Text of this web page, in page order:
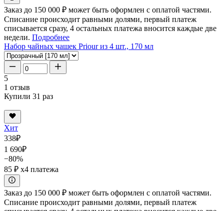
Заказ до 150 000 ₽ может быть оформлен с оплатой частями.
Списание происходит равными долями, первый платеж
списывается сразу, 4 остальных платежа вносится каждые две
недели. Подробнее
Набор чайных чашек Priour из 4 шт., 170 мл
5
1 отзыв
Купили 31 раз
Хит
338₽
1 690₽
−80%
85 ₽ x4 платежа
Заказ до 150 000 ₽ может быть оформлен с оплатой частями.
Списание происходит равными долями, первый платеж